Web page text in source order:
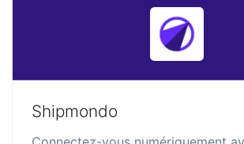
Shipmondo